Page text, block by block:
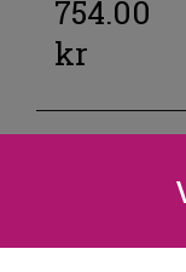
754.00
kr